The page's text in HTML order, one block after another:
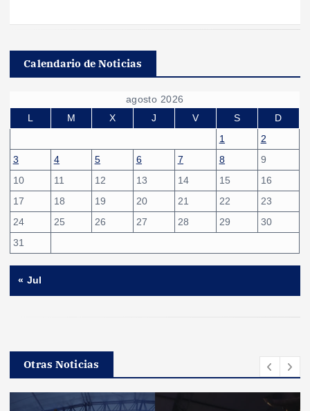
Calendario de Noticias
agosto 2026
L
M X J V S
D
1
2
3
4 5 6 7 8
9
10
11 12 13 14 15
16
17
18 19 20 21 22
23
24
25 26 27 28 29
30
31
« Jul
Otras Noticias